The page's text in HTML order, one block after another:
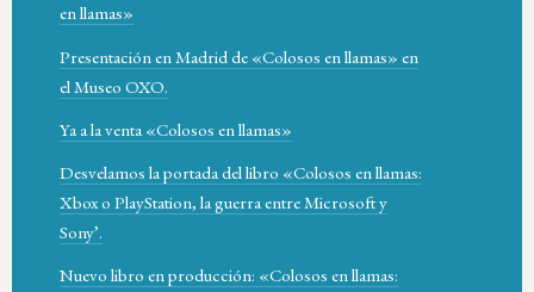
en llamas»
Presentación en Madrid de «Colosos en llamas» en
el Museo OXO.
Ya a la venta «Colosos en llamas»
Desvelamos la portada del libro «Colosos en llamas:
Xbox o PlayStation, la guerra entre Microsoft y
Sony’.
Nuevo libro en producción: «Colosos en llamas: